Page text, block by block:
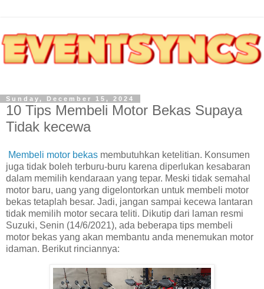
Sunday, December 15, 2024
10 Tips Membeli Motor Bekas Supaya
Tidak kecewa
Membeli motor bekas membutuhkan ketelitian. Konsumen
juga tidak boleh terburu-buru karena diperlukan kesabaran
dalam memilih kendaraan yang tepar. Meski tidak semahal
motor baru, uang yang digelontorkan untuk membeli motor
bekas tetaplah besar. Jadi, jangan sampai kecewa lantaran
tidak memilih motor secara teliti. Dikutip dari laman resmi
Suzuki, Senin (14/6/2021), ada beberapa tips membeli
motor bekas yang akan membantu anda menemukan motor
idaman. Berikut rinciannya: